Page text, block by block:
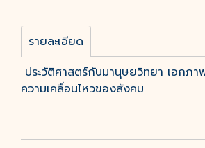
รายละเอียด
ประวัติศาสตร์กับมานุษยวิทยา เอกภ
ความเคลื่อนไหวของสังคม